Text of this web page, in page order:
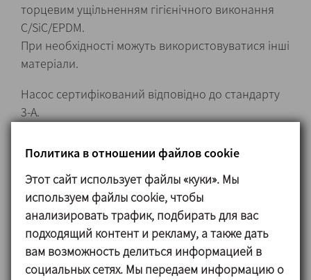
торцевим ущільненням гігієнічного виконання
C/SiC/EPDM.
При необхідності можуть використовуватися інші
матеріали.
Насос сертифікований відповідно до стандарту
3-A.
3-A.
Материалы
Деталі, що контактують із продуктом Нержавіюча
сталь AISI 316L
Опора підшипників GG 25
Политика в отношении файлов cookie
Этот сайт использует файлы «куки». Мы
используем файлы cookie, чтобы
анализировать трафик, подбирать для вас
подходящий контент и рекламу, а также дать
вам возможность делиться информацией в
социальных сетях. Мы передаем информацию о